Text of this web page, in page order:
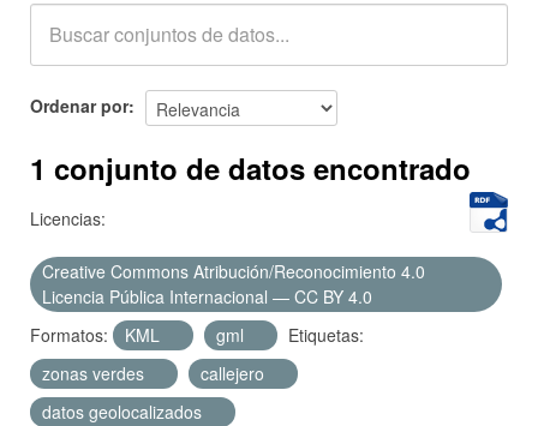
Acerca de
Ordenar por
1 conjunto de datos encontrado
Licencias:
Creative Commons Atribución/Reconocimiento 4.0
Licencia Pública Internacional — CC BY 4.0
Formatos:
KML gml
Etiquetas:
zonas verdes
callejero
datos geolocalizados